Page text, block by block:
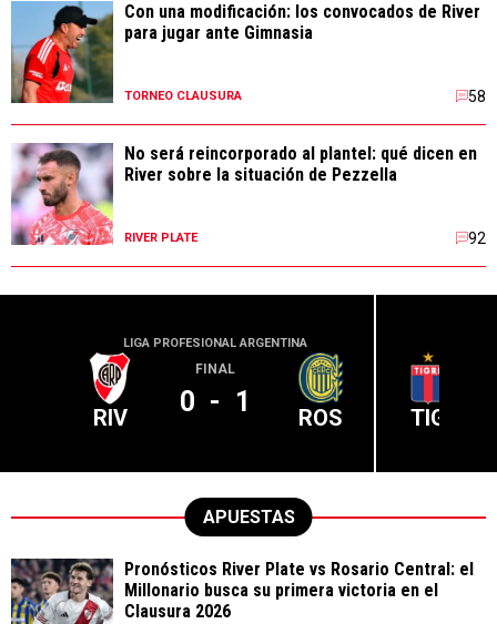
Con una modificación: los convocados de River
para jugar ante Gimnasia
TORNEO CLAUSURA 58
No será reincorporado al plantel: qué dicen en
River sobre la situación de Pezzella
RIVER PLATE 92
LIGA PROFESIONAL ARGENTINA
RIV
FINAL
0 - 1 ROS TIG
APUESTAS
Pronósticos River Plate vs Rosario Central: el
Millonario busca su primera victoria en el
Clausura 2026